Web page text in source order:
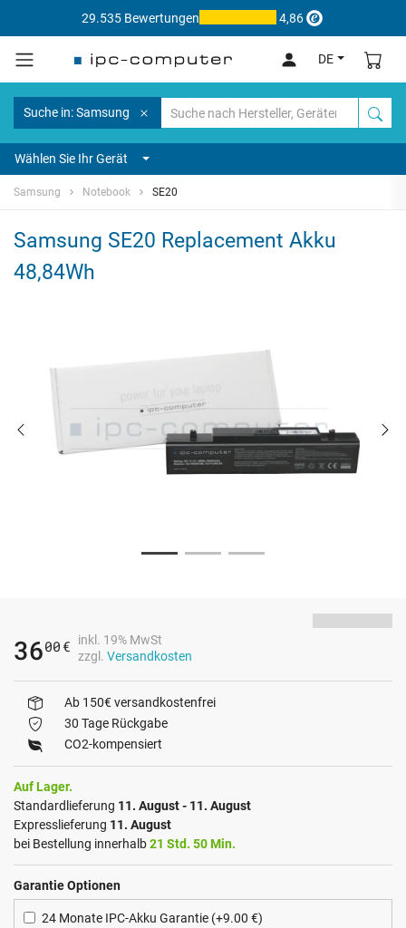
29.535 Bewertungen 4,86
DE
Suche in: Samsung
Wählen Sie Ihr Gerät
Samsung Notebook SE20
Samsung SE20 Replacement Akku
48,84Wh
3600 €
inkl. 19% MwSt
zzgl. Versandkosten
Ab 150€ versandkostenfrei
30 Tage Rückgabe
CO2-kompensiert
Auf Lager.
Standardlieferung 11. August - 11. August
Expresslieferung 11. August
bei Bestellung innerhalb21 Std. 50 Min.
Garantie Optionen
24 Monate IPC-Akku Garantie (+9.00 €)